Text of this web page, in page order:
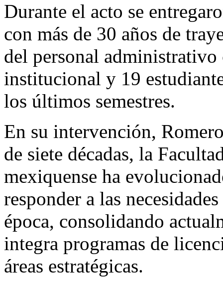
Durante el acto se
con más de 30 años de
del personal administrativo
institucional y 19
los últimos semestres.
En su intervención,
de siete décadas, la
mexiquense ha
responder a las
época, consolidando
integra programas de
áreas estratégicas.